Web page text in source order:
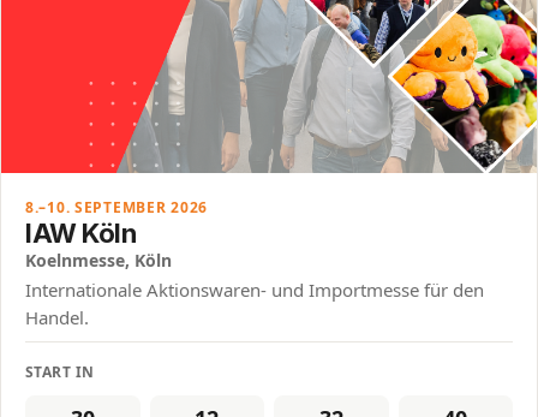
8.–10. SEPTEMBER 2026
IAW Köln
Koelnmesse, Köln
Internationale Aktionswaren- und Importmesse für den
Handel.
START IN